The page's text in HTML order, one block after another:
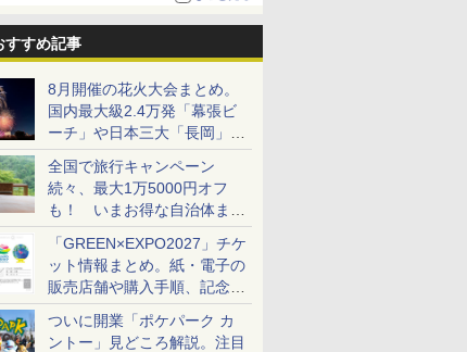
すすめ記事
8月開催の花火大会まとめ。
国内最大級2.4万発「幕張ビ
ーチ」や日本三大「長岡」な
ど大型イベント目白押し！
全国で旅行キャンペーン
続々、最大1万5000円オフ
も！ いまお得な自治体まと
め
「GREEN×EXPO2027」チケ
ット情報まとめ。紙・電子の
販売店舗や購入手順、記念チ
ケットも解説
ついに開業「ポケパーク カ
ントー」見どころ解説。注目